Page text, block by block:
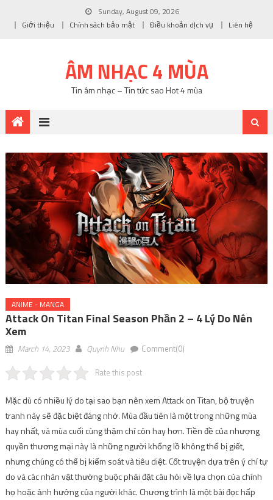
Sunday, August 09, 2026
Giới thiệu
Chính sách bảo mật Điều khoản dịch vụ Liên hệ
ÂM NHẠC 4 MÙA
Tin âm nhạc – Tin tức sao Hot 4 mùa
ANIME - MANGA
Attack On Titan Final Season Phần 2 – 4 Lý Do Nên
Xem
March 14, 2023 Quynh Nhu Comment(0)
Rate this post
Mặc dù có nhiều lý do tại sao bạn nên xem Attack on Titan, bộ truyện
tranh này sẽ đặc biệt đáng nhớ. Mùa đầu tiên là một trong những mùa
hay nhất, và mùa cuối cùng thậm chí còn hay hơn. Tiền đề của nhượng
quyền thương mại này là những người khổng lồ không thể bị giết,
nhưng chúng có thể bị kiểm soát và tiêu diệt. Cốt truyện dựa trên ý chí tự
do và các nhân vật thường buộc phải đặt câu hỏi về lựa chọn của chính
họ hoặc ảnh hưởng của người khác. Chương trình là một bài đọc hấp